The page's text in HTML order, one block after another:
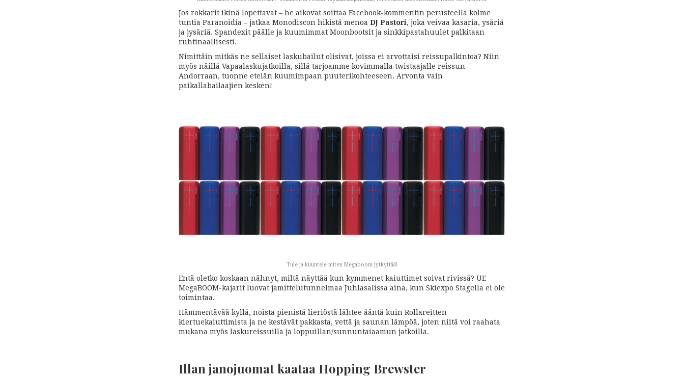
Jos rokkarit ikinä lopettavat – he aikovat soittaa Facebook-kommentin perusteella kolme
tuntia Paranoidia – jatkaa Monodiscon hikistä menoa DJ Pastori, joka veivaa kasaria, ysäriä
ja jysäriä. Spandexit päälle ja kuumimmat Moonbootsit ja sinkkipastahuulet palkitaan
ruhtinaallisesti.
Nimittäin mitkäs ne sellaiset laskubailut olisivat, joissa ei arvottaisi reissupalkintoa? Niin
myös näillä Vapaalaskujatkoilla, sillä tarjoamme kovimmalla twistaajalle reissun
Andorraan, tuonne etelän kuumimpaan puuterikohteeseen. Arvonta vain
paikallabailaajien kesken!
Tule ja kuuntele miten Megaboom jytkyttää!
Entä oletko koskaan nähnyt, miltä näyttää kun kymmenet kaiuttimet soivat rivissä? UE
MegaBOOM-kajarit luovat jamittelutunnelmaa Juhlasalissa aina, kun Skiexpo Stagella ei ole
toimintaa.
Hämmentävää kyllä, noista pienistä lieriöstä lähtee ääntä kuin Rollareitten
kiertuekaiuttimista ja ne kestävät pakkasta, vettä ja saunan lämpöä, joten niitä voi raahata
mukana myös laskureissuilla ja loppuillan/sunnuntaiaamun jatkoilla.
Illan janojuomat kaataa Hopping Brewster